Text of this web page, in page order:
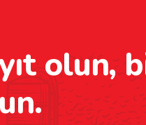
olun,